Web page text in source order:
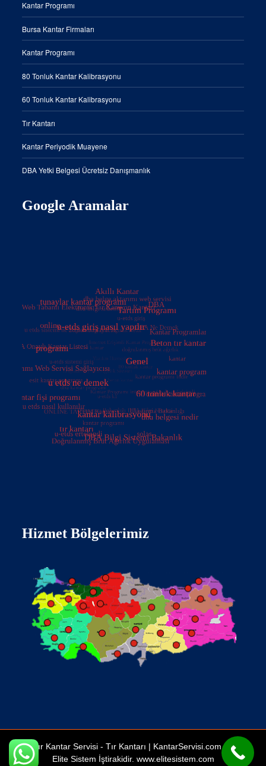
Kantar Programı
Bursa Kantar Firmaları
Kantar Programı
80 Tonluk Kantar Kalibrasyonu
60 Tonluk Kantar Kalibrasyonu
Tır Kantarı
Kantar Periyodik Muayene
DBA Yetki Belgesi Ücretsiz Danışmanlık
Google Aramalar
Hizmet Bölgelerimiz
Tır Kantar Servisi - Tır Kantarı | KantarServisi.com Bir
Elite Sistem İştirakidir. www.elitesistem.com